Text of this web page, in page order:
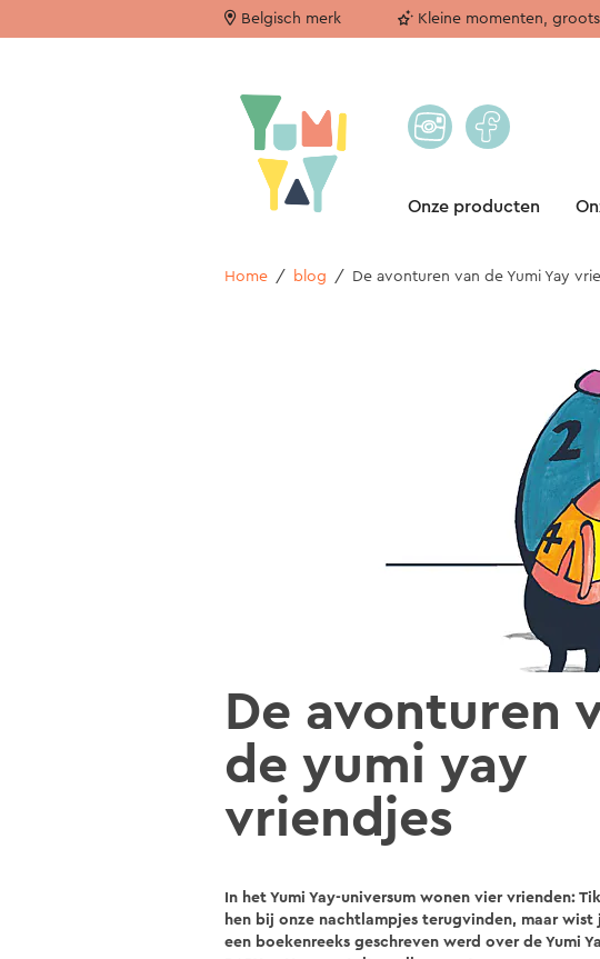
Belgisch merk Kleine momenten,
Onze producten
Home / blog / De avonturen van de Yumi Yay
De avonturen
de yumi yay
vriendjes
In het Yumi Yay-universum wonen vier vrienden:
hen bij onze nachtlampjes terugvinden, maar
een boekenreeks geschreven werd over de Yumi